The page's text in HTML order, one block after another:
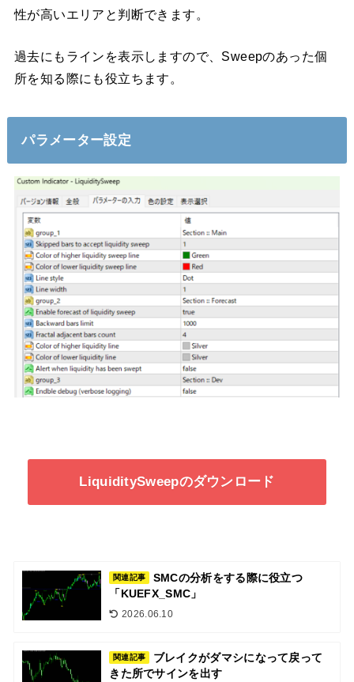
性が高いエリアと判断できます。
過去にもラインを表示しますので、Sweepのあった個
所を知る際にも役立ちます。
パラメーター設定
LiquiditySweepのダウンロード
関連記事
SMCの分析をする際に役立つ
「KUEFX_SMC」
2026.06.10
関連記事
ブレイクがダマシになって戻って
きた所でサインを出す